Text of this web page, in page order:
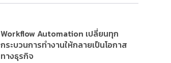
Workflow Automation เปลี่ยนทุก
กระบวนการทำงานให้กลายเป็นโอกาส
ทางธุรกิจ